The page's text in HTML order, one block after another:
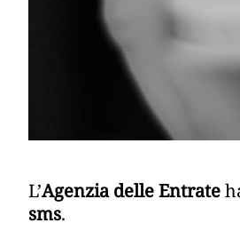
L’Agenzia delle Entrate
sms.